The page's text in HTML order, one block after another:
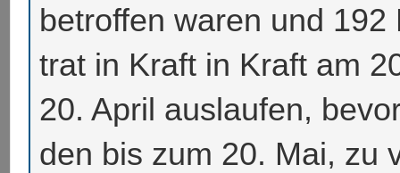
betroffen waren und
trat in Kraft in Kraft am
20. April auslaufen,
den bis zum 20. Mai, zu